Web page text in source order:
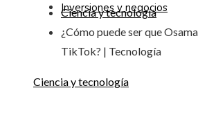
Inversiones y negocios
Ciencia y tecnología
¿Cómo puede ser que
TikTok? | Tecnología
Ciencia y tecnología